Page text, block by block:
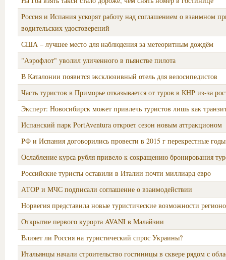
Россия и Испания ускорят работу над соглашением о взаимном
водительских удостоверений
США – лучшее место для наблюдения за метеоритным дождём
"Аэрофлот" уволил уличенного в пьянстве пилота
В Каталонии появится эксклюзивный отель для велосипедистов
Часть туристов в Приморье отказывается от туров в КНР из-за
Эксперт: Новосибирск может привлечь туристов лишь как
Испанский парк PortAventura откроет сезон новым аттракционом
РФ и Испания договорились провести в 2015 г перекрестные
Ослабление курса рубля привело к сокращению бронирования
Российские туристы оставили в Италии почти миллиард евро
АТОР и МЧС подписали соглашение о взаимодействии
Норвегия представила новые туристические возможности
Открытие первого курорта AVANI в Малайзии
Влияет ли Россия на туристический спрос Украины?
Итальянцы начали строительство гостиницы в сквере рядом с